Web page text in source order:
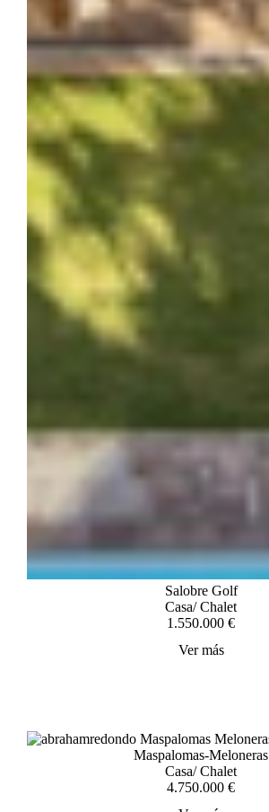
Salobre Golf
Casa/ Chalet
1.550.000 €
Ver más
Maspalomas-Meloneras
Casa/ Chalet
4.750.000 €